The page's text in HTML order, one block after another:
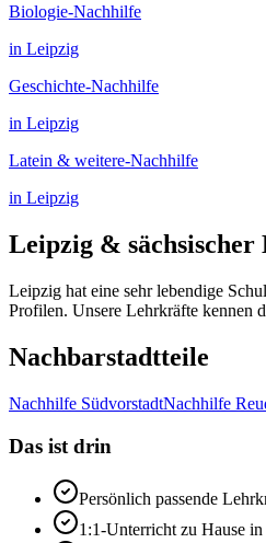
Biologie-Nachhilfe
in Leipzig
Geschichte-Nachhilfe
in Leipzig
Latein & weitere-Nachhilfe
in Leipzig
Leipzig &
Leipzig hat eine sehr lebendige
Profilen. Unsere Lehrkräfte kennen
Nachbarstadtteile
Nachhilfe SüdvorstadtNachhilfe
Das ist drin
Persönlich passende
1:1-Unterricht zu Hause in